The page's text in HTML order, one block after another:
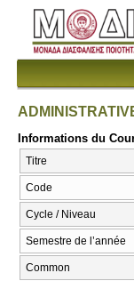
Informations du
Titre
Code
Cycle / Niveau
Semestre de l’année
Common